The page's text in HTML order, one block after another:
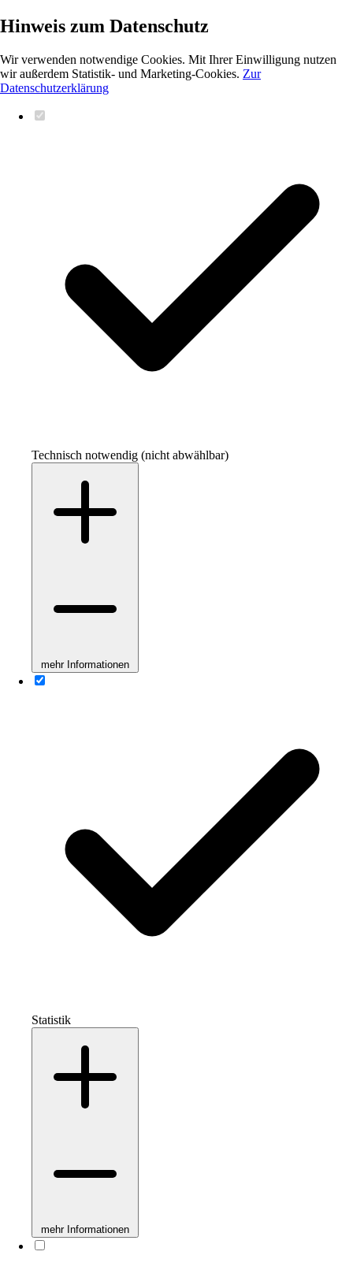
Hinweis zum Datenschutz
Wir verwenden notwendige Cookies. Mit Ihrer Einwilligung nutzen
wir außerdem Statistik- und Marketing-Cookies. Zur
Datenschutzerklärung
Technisch notwendig (nicht abwählbar)
mehr Informationen
Statistik
mehr Informationen